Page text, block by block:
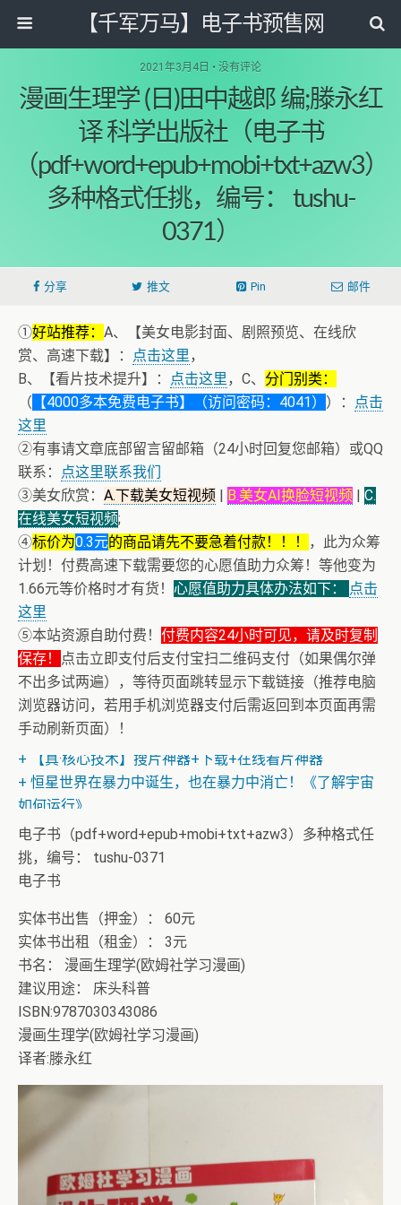
【千军万马】电子书预售网
2021年3月4日 • 没有评论
漫画生理学 (日)田中越郎 编;滕永红
译 科学出版社（电子书
（pdf+word+epub+mobi+txt+azw3）
多种格式任挑，编号： tushu-
0371）
分享 推文 Pin 邮件
①好站推荐： A、【美女电影封面、剧照预览、在线欣
赏、高速下载】：
点击这里，
B、【看片技术提升】：
点击这里，C、 分门别类：
（ 【4000多本免费电子书】（访问密码：4041） ）：
点击
这里
②有事请文章底部留言留邮箱（24小时回复您邮箱）或QQ
联系：
点这里联系我们
③美女欣赏： A.下载美女短视频 | B.美女AI换脸短视频 | C.
在线美女短视频;
④标价为0.3元的商品请先不要急着付款！！！
，此为众筹
计划！付费高速下载需要您的心愿值助力众筹！等他变为
1.66元等价格时才有货！ 心愿值助力具体办法如下：
点击
这里
⑤本站资源自助付费！ 付费内容24小时可见，请及时复制
保存！
点击立即支付后支付宝扫二维码支付（如果偶尔弹
不出多试两遍），等待页面跳转显示下载链接（推荐电脑
浏览器访问，若用手机浏览器支付后需返回到本页面再需
手动刷新页面）！
+ 恭喜IP为180.201.1.217的网友为电子书籍《动力电池管
理系统核心算法》众筹一次！
+ 【真·核心技术】搜片神器+下载+在线看片神器
+ 恒星世界在暴力中诞生，也在暴力中消亡！《了解宇宙
如何运行》
电子书（pdf+word+epub+mobi+txt+azw3）多种格式任
挑，编号： tushu-0371
电子书
实体书出售（押金）： 60元
实体书出租（租金）： 3元
书名： 漫画生理学(欧姆社学习漫画)
建议用途： 床头科普
ISBN:9787030343086
漫画生理学(欧姆社学习漫画)
译者:滕永红